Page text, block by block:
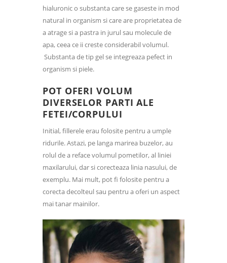
hialuronic o substanta care se gaseste in mod
natural in organism si care are proprietatea de
a atrage si a pastra in jurul sau molecule de
apa, ceea ce ii creste considerabil volumul.
Substanta de tip gel se integreaza pefect in
organism si piele.
POT OFERI VOLUM
DIVERSELOR PARTI ALE
FETEI/CORPULUI
Initial, fillerele erau folosite pentru a umple
ridurile. Astazi, pe langa marirea buzelor, au
rolul de a reface volumul pometilor, al liniei
maxilarului, dar si corecteaza linia nasului, de
exemplu. Mai mult, pot fi folosite pentru a
corecta decolteul sau pentru a oferi un aspect
mai tanar mainilor.